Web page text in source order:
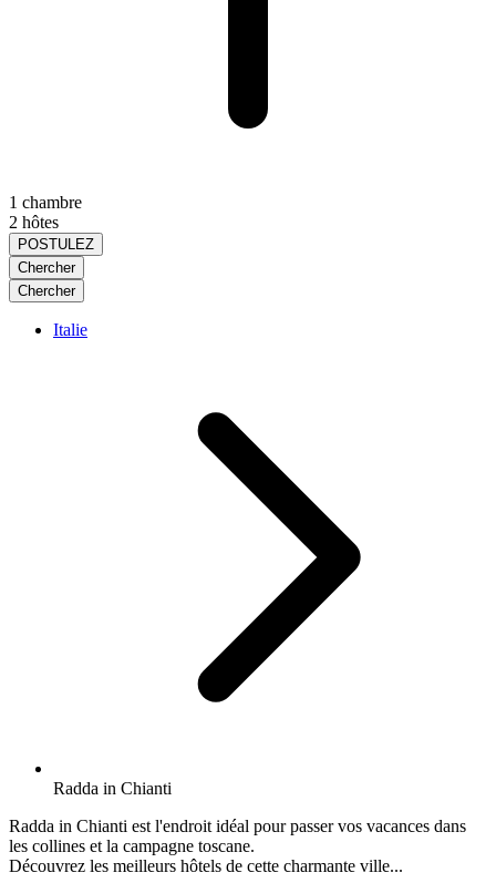
1 chambre
2 hôtes
POSTULEZ
Chercher
Chercher
Italie
Radda in Chianti
Radda in Chianti est l'endroit idéal pour passer vos vacances dans
les collines et la campagne toscane.
Découvrez les meilleurs hôtels de cette charmante ville...